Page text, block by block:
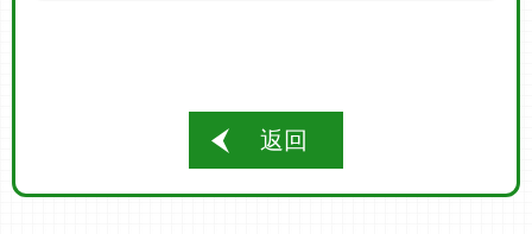
返回